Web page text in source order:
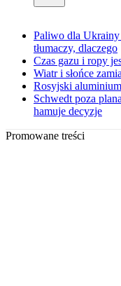
Paliwo dla Ukrainy
tłumaczy, dlaczego
Czas gazu i ropy
Wiatr i słońce
Rosyjski
Schwedt poza
hamuje decyzje
Promowane treści